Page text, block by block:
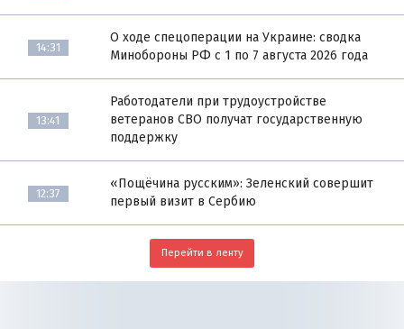
14:31
О ходе спецоперации на Украине: сводка
Минобороны РФ с 1 по 7 августа 2026 года
13:41
Работодатели при трудоустройстве
ветеранов СВО получат государственную
поддержку
12:37
«Пощёчина русским»: Зеленский совершит
первый визит в Сербию
Перейти в ленту